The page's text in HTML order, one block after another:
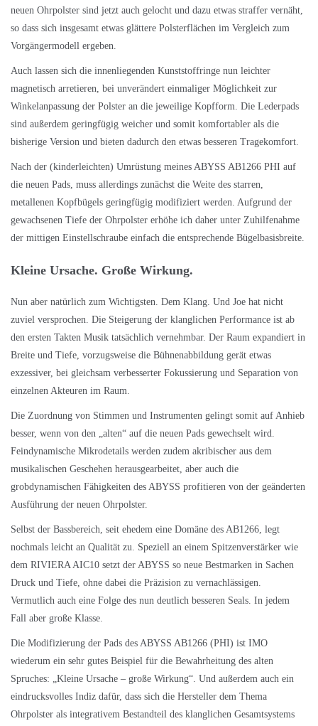
neuen Ohrpolster sind jetzt auch gelocht und dazu etwas straffer vernäht,
so dass sich insgesamt etwas glättere Polsterflächen im Vergleich zum
Vorgängermodell ergeben.
Auch lassen sich die innenliegenden Kunststoffringe nun leichter
magnetisch arretieren, bei unverändert einmaliger Möglichkeit zur
Winkelanpassung der Polster an die jeweilige Kopfform. Die Lederpads
sind außerdem geringfügig weicher und somit komfortabler als die
bisherige Version und bieten dadurch den etwas besseren Tragekomfort.
Nach der (kinderleichten) Umrüstung meines ABYSS AB1266 PHI auf
die neuen Pads, muss allerdings zunächst die Weite des starren,
metallenen Kopfbügels geringfügig modifiziert werden. Aufgrund der
gewachsenen Tiefe der Ohrpolster erhöhe ich daher unter Zuhilfenahme
der mittigen Einstellschraube einfach die entsprechende Bügelbasisbreite.
Kleine Ursache. Große Wirkung.
Nun aber natürlich zum Wichtigsten. Dem Klang. Und Joe hat nicht
zuviel versprochen. Die Steigerung der klanglichen Performance ist ab
den ersten Takten Musik tatsächlich vernehmbar. Der Raum expandiert in
Breite und Tiefe, vorzugsweise die Bühnenabbildung gerät etwas
exzessiver, bei gleichsam verbesserter Fokussierung und Separation von
einzelnen Akteuren im Raum.
Die Zuordnung von Stimmen und Instrumenten gelingt somit auf Anhieb
besser, wenn von den „alten“ auf die neuen Pads gewechselt wird.
Feindynamische Mikrodetails werden zudem akribischer aus dem
musikalischen Geschehen herausgearbeitet, aber auch die
grobdynamischen Fähigkeiten des ABYSS profitieren von der geänderten
Ausführung der neuen Ohrpolster.
Selbst der Bassbereich, seit ehedem eine Domäne des AB1266, legt
nochmals leicht an Qualität zu. Speziell an einem Spitzenverstärker wie
dem RIVIERA AIC10 setzt der ABYSS so neue Bestmarken in Sachen
Druck und Tiefe, ohne dabei die Präzision zu vernachlässigen.
Vermutlich auch eine Folge des nun deutlich besseren Seals. In jedem
Fall aber große Klasse.
Die Modifizierung der Pads des ABYSS AB1266 (PHI) ist IMO
wiederum ein sehr gutes Beispiel für die Bewahrheitung des alten
Spruches: „Kleine Ursache – große Wirkung“. Und außerdem auch ein
eindrucksvolles Indiz dafür, dass sich die Hersteller dem Thema
Ohrpolster als integrativem Bestandteil des klanglichen Gesamtsystems